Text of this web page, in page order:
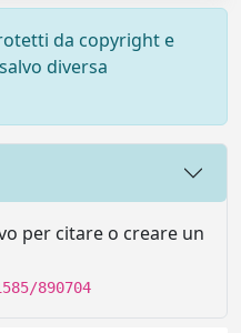
da copyright e
diversa
per citare o creare un
890704